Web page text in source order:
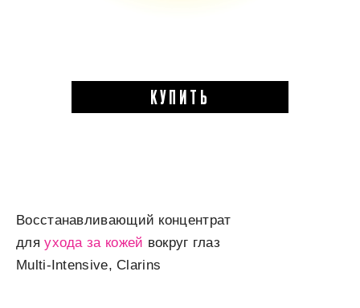
КУПИТЬ
Восстанавливающий концентрат
дляухода за кожей вокруг глаз
Multi-Intensive, Clarins